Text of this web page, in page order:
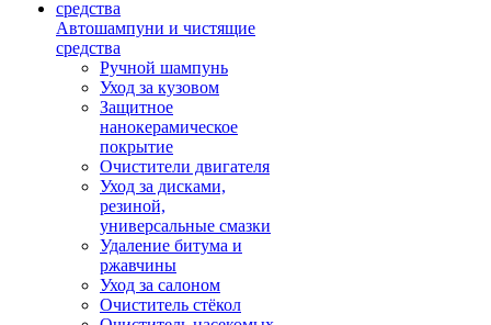
Автошампуни и чистящие
средства
Ручной шампунь
Уход за кузовом
Защитное
нанокерамическое
покрытие
Очистители двигателя
Уход за дисками,
резиной,
универсальные смазки
Удаление битума и
ржавчины
Уход за салоном
Очиститель стёкол